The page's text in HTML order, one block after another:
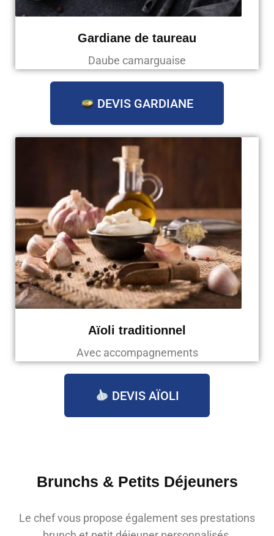
Gardiane de taureau
Daube camarguaise
DEVIS GARDIANE
Aïoli traditionnel
Avec accompagnements
DEVIS AÏOLI
Brunchs & Petits Déjeuners
Le chef vous propose également ses prestations